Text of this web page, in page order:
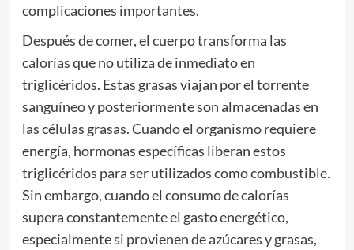
complicaciones importantes.
Después de comer, el cuerpo transforma las
calorías que no utiliza de inmediato en
triglicéridos. Estas grasas viajan por el torrente
sanguíneo y posteriormente son almacenadas en
las células grasas. Cuando el organismo requiere
energía, hormonas específicas liberan estos
triglicéridos para ser utilizados como combustible.
Sin embargo, cuando el consumo de calorías
supera constantemente el gasto energético,
especialmente si provienen de azúcares y grasas,